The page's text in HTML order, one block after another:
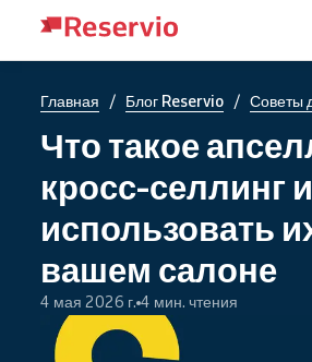
Главная / Блог Reservio / Советы
Что такое
кросс-селлинг
использовать
вашем салоне
4 мая 2026 г. 4 мин. чтения